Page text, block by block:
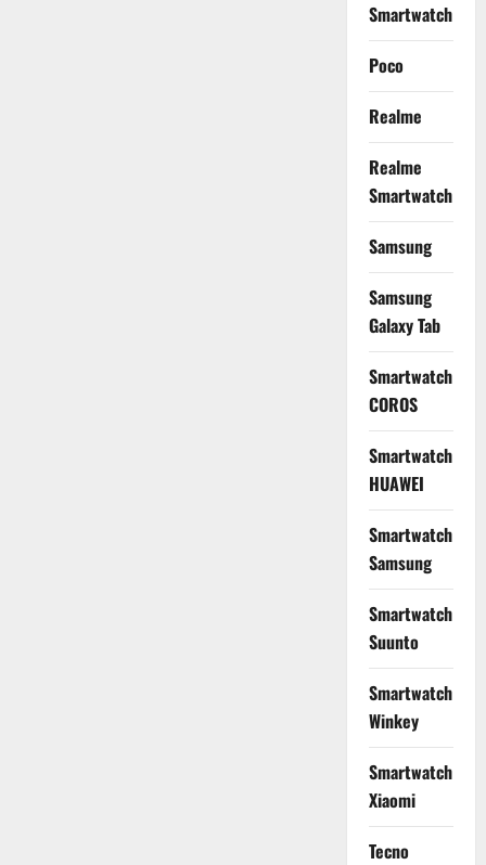
Smartwatch
Poco
Realme
Realme
Smartwatch
Samsung
Samsung
Galaxy Tab
Smartwatch
COROS
Smartwatch
HUAWEI
Smartwatch
Samsung
Smartwatch
Suunto
Smartwatch
Winkey
Smartwatch
Xiaomi
Tecno